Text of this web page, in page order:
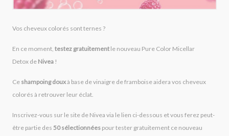
Vos cheveux colorés sont ternes ?
En ce moment, testez gratuitement le nouveau Pure Color Micellar
Detox de Nivea !
Ce shampoing douxà base de vinaigre de framboise aidera vos cheveux
colorés à retrouver leur éclat.
Inscrivez-vous sur le site de Nivea via le lien ci-dessous et vous ferez peut-
être partie des 50 sélectionnées pour tester gratuitement ce nouveau